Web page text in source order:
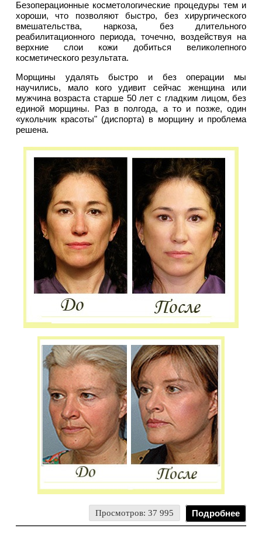
Безоперационные косметологические процедуры тем и
хороши, что позволяют быстро, без хирургического
вмешательства, наркоза, без длительного
реабилитационного периода, точечно, воздействуя на
верхние слои кожи добиться великолепного
косметического результата.
Морщины удалять быстро и без операции мы
научились, мало кого удивит сейчас женщина или
мужчина возраста старше 50 лет с гладким лицом, без
единой морщины. Раз в полгода, а то и позже, один
«укольчик красоты" (диспорта) в морщину и проблема
решена.
Просмотров: 37 995 Подробнее